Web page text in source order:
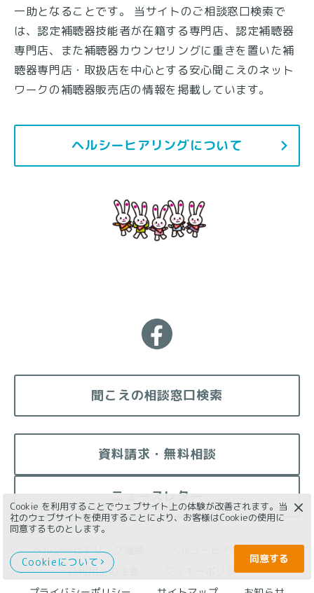
一助となることです。 当サイトのご相談窓口検索で
は、認定補聴器技能者が在籍する専門店、認定補聴器
専門店、また補聴器カウンセリングに重きを置いた補
聴器専門店・取扱店を中心とする安心聞こえのネット
ワークの補聴器販売店の情報を掲載しています。
ヘルシーヒアリングについて
聞こえの相談窓口検索
資料請求・無料相談
ニュースレター
ヘルシーヒアリング運営
ヘルシーヒアリング監修
ご利用上の注意
クッキーポリシー
Cookie を利用することでウェブサイト上の体験が改善されます。 当
社のウェブサイトを使用することにより、お客様はCookieの使用に
同意するものとします。
Cookieについて 同意する
×